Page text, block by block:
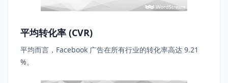
平均转化率 (CVR)
平均而言，Facebook 广告在所有行业的转化率高达 9.21
%。